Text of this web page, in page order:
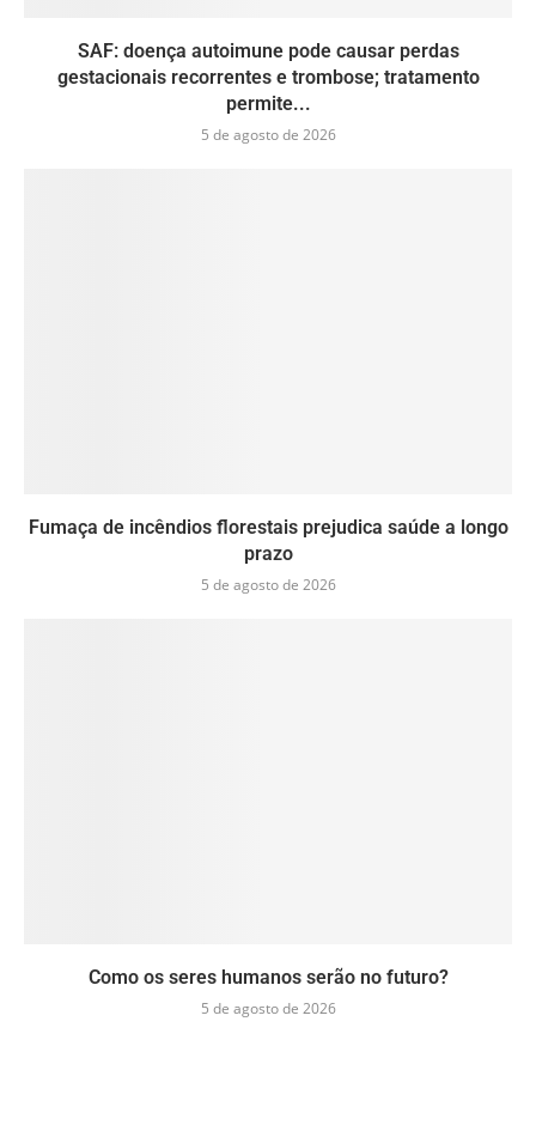
SAF: doença autoimune pode causar perdas
gestacionais recorrentes e trombose; tratamento
permite...
5 de agosto de 2026
Fumaça de incêndios florestais prejudica saúde a longo
prazo
5 de agosto de 2026
Como os seres humanos serão no futuro?
5 de agosto de 2026